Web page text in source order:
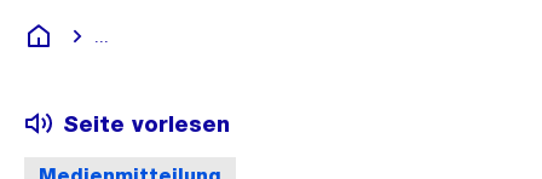
Deutsch
Seite vorlesen